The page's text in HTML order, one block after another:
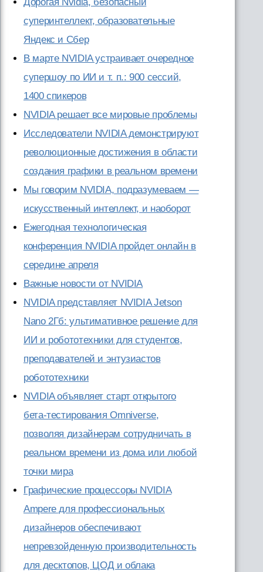
суперинтеллект, образовательные
Яндекс и Сбер
В марте NVIDIA устраивает очередное
супершоу по ИИ и т. п.: 900 сессий,
1400 спикеров
NVIDIA решает все мировые проблемы
Исследователи NVIDIA демонстрируют
революционные достижения в области
создания графики в реальном времени
Мы говорим NVIDIA, подразумеваем —
искусственный интеллект, и наоборот
Ежегодная технологическая
конференция NVIDIA пройдет онлайн в
середине апреля
Важные новости от NVIDIA
NVIDIA представляет NVIDIA Jetson
Nano 2Гб: ультимативное решение для
ИИ и робототехники для студентов,
преподавателей и энтузиастов
робототехники
NVIDIA объявляет старт открытого
бета-тестирования Omniverse,
позволяя дизайнерам сотрудничать в
реальном времени из дома или любой
точки мира
Графические процессоры NVIDIA
Ampere для профессиональных
дизайнеров обеспечивают
непревзойденную производительность
для десктопов, ЦОД и облака